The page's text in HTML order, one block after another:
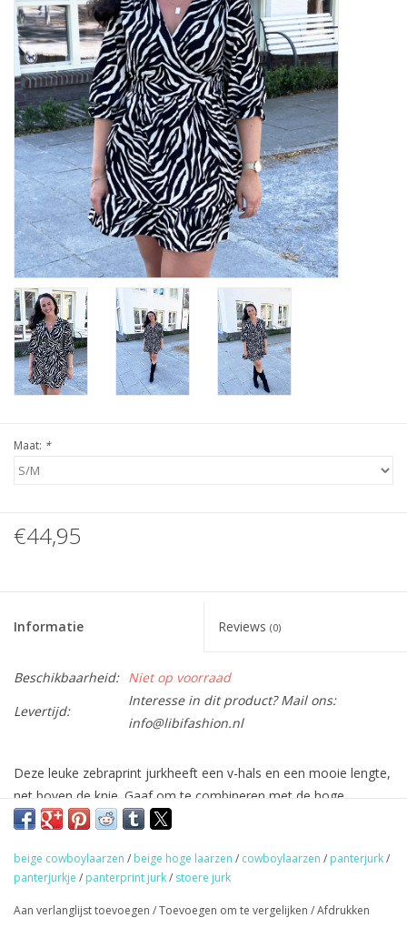
Home deco
SALE
Herensokken
Maat: *
€44,95
Informatie Reviews (0)
Beschikbaarheid: Niet op voorraad
Levertijd:
Interesse in dit product? Mail ons:
info@libifashion.nl
Deze leuke zebraprint jurkheeft een v-hals en een mooie lengte,
net boven de knie. Gaaf om te combineren met de hoge
cowboylaarzen.
Maat: verkrijgbaar in maat S/M en M/L, valt normaal.
Model: Bionda heeft maat S, draagt maat S/M en is 169 cm
beige cowboylaarzen / beige hoge laarzen / cowboylaarzen / panterjurk/
panterjurkje / panterprint jurk/ stoere jurk
Aan verlanglijst toevoegen /Toevoegen om te vergelijken /Afdrukken